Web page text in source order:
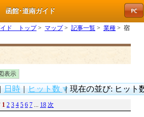
函館･道南ガイド
イド トップ> マップ> 記事一覧 > 業種 > 宿
表示
| 日時 | ヒット数 | 現在の並び: ヒット
1 2 3 4 5 6 7 ... 18 次